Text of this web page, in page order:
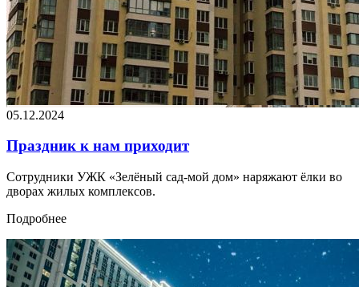
05.12.2024
Праздник к нам приходит
Сотрудники УЖК «Зелёный сад-мой дом» наряжают ёлки во
дворах жилых комплексов.
Подробнее